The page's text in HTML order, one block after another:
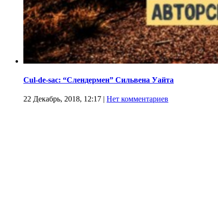
Cul-de-sac: “Слендермен” Сильвена Уайта
22 Декабрь, 2018, 12:17 | Нет комментариев